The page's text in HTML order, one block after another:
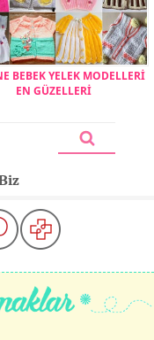
BEBEK YELEK MODELLERİ
EN GÜZELLERİ